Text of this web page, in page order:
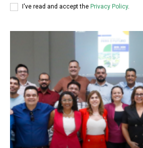
I've read and accept the Privacy Policy.